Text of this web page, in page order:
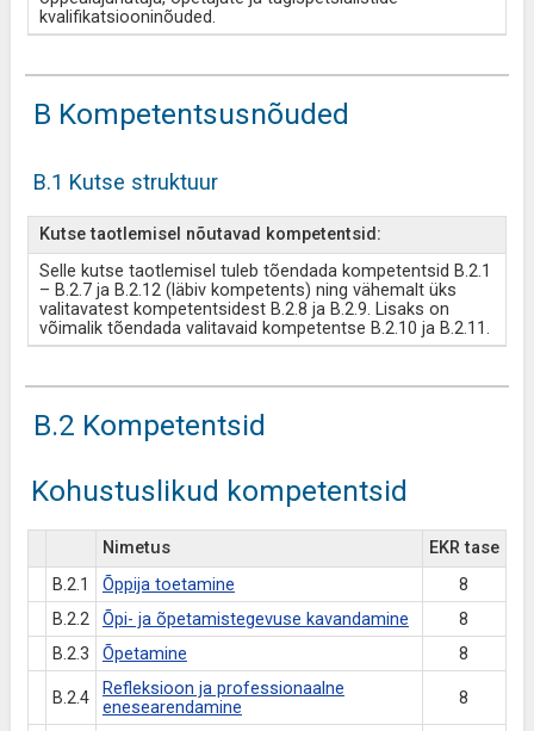
kvalifikatsiooninõuded.
B Kompetentsusnõuded
B.1 Kutse struktuur
Kutse taotlemisel nõutavad kompetentsid:
Selle kutse taotlemisel tuleb tõendada kompetentsid B.2.1
– B.2.7 ja B.2.12 (läbiv kompetents) ning vähemalt üks
valitavatest kompetentsidest B.2.8 ja B.2.9. Lisaks on
võimalik tõendada valitavaid kompetentse B.2.10 ja B.2.11.
B.2 Kompetentsid
Kohustuslikud kompetentsid
Nimetus
EKR tase
B.2.1
Õppija toetamine
8
B.2.2
Õpi- ja õpetamistegevuse kavandamine
8
B.2.3
Õpetamine 8
B.2.4
Refleksioon ja professionaalne
enesearendamine
8